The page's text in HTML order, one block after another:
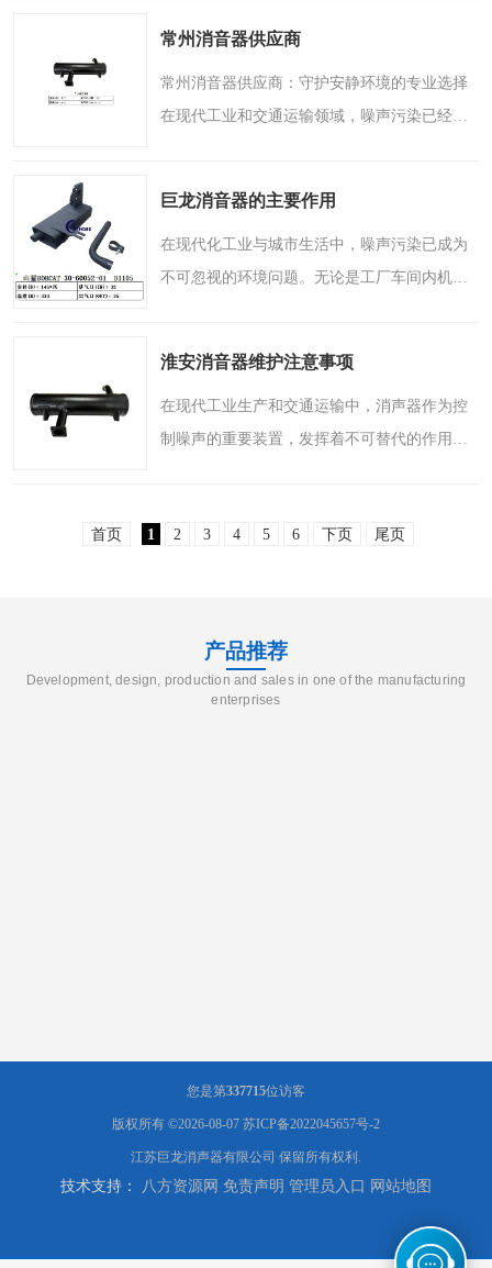
的噪声不仅会让人感..
常州消音器供应商
常州消音器供应商：守护安静环境的专业选择
在现代工业和交通运输领域，噪声污染已经成
过高的噪声不仅影响..
巨龙消音器的主要作用
在现代化工业与城市生活中，噪声污染已成为
不可忽视的环境问题。无论是工厂车间内机器
对听力健康造成潜在..
淮安消音器维护注意事项
在现代工业生产和交通运输中，消声器作为控
制噪声的重要装置，发挥着不可替代的作用。
操作人员的听力健康..
首页 1 2 3 4 5 6 下页 尾页
产品推荐
Development, design, production and sales in one of the manufacturing
enterprises
您是第337715位访客
版权所有 ©2026-08-07 苏ICP备2022045657号-2
江苏巨龙消声器有限公司 保留所有权利.
技术支持： 八方资源网 免责声明 管理员入口 网站地图